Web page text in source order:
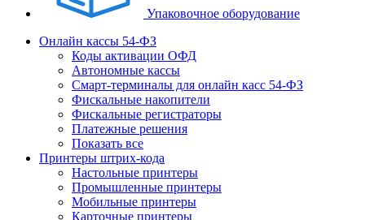
Упаковочное оборудование
Онлайн кассы 54-ФЗ
Коды активации ОФД
Автономные кассы
Смарт-терминалы для онлайн касс 54-ФЗ
Фискальные накопители
Фискальные регистраторы
Платежные решения
Показать все
Принтеры штрих-кода
Настольные принтеры
Промышленные принтеры
Мобильные принтеры
Карточные принтеры